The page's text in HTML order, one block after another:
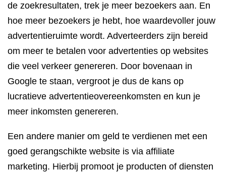
de zoekresultaten, trek je meer bezoekers aan. En
hoe meer bezoekers je hebt, hoe waardevoller jouw
advertentieruimte wordt. Adverteerders zijn bereid
om meer te betalen voor advertenties op websites
die veel verkeer genereren. Door bovenaan in
Google te staan, vergroot je dus de kans op
lucratieve advertentieovereenkomsten en kun je
meer inkomsten genereren.
Een andere manier om geld te verdienen met een
goed gerangschikte website is via affiliate
marketing. Hierbij promoot je producten of diensten